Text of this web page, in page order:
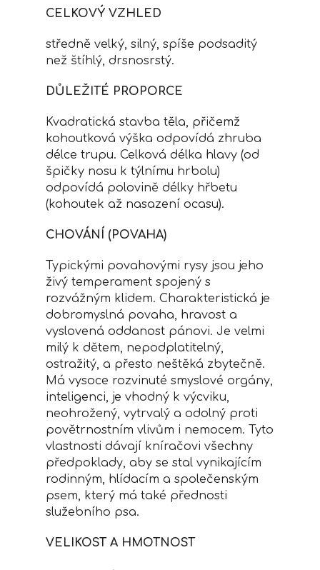
CELKOVÝ VZHLED
středně velký, silný, spíše podsaditý
než štíhlý, drsnosrstý.
DŮLEŽITÉ PROPORCE
Kvadratická stavba těla, přičemž
kohoutková výška odpovídá zhruba
délce trupu. Celková délka hlavy (od
špičky nosu k týlnímu hrbolu)
odpovídá polovině délky hřbetu
(kohoutek až nasazení ocasu).
CHOVÁNÍ (POVAHA)
Typickými povahovými rysy jsou jeho
živý temperament spojený s
rozvážným klidem. Charakteristická je
dobromyslná povaha, hravost a
vyslovená oddanost pánovi. Je velmi
milý k dětem, nepodplatitelný,
ostražitý, a přesto neštěká zbytečně.
Má vysoce rozvinuté smyslové orgány,
inteligenci, je vhodný k výcviku,
neohrožený, vytrvalý a odolný proti
povětrnostním vlivům i nemocem. Tyto
vlastnosti dávají kníračovi všechny
předpoklady, aby se stal vynikajícím
rodinným, hlídacím a společenským
psem, který má také přednosti
služebního psa.
VELIKOST A HMOTNOST